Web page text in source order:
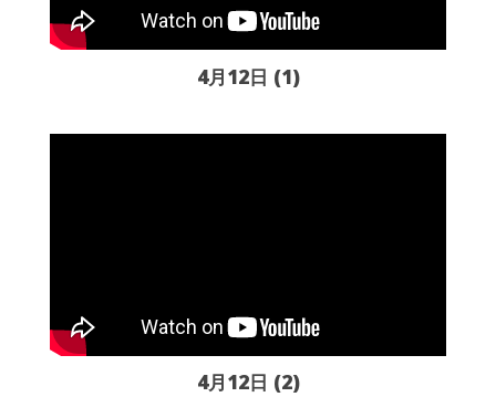
4月12日 (1)
4月12日 (2)